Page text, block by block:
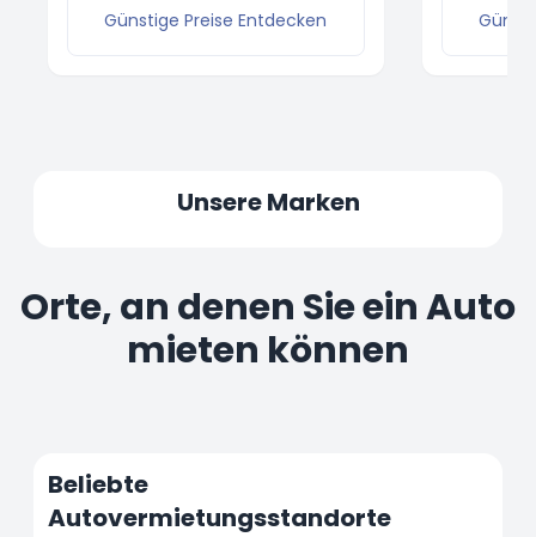
Günstige Preise Entdecken
Unsere Marken
Orte, an denen Sie ein Auto
mieten können
Beliebte
Autovermietungsstandorte